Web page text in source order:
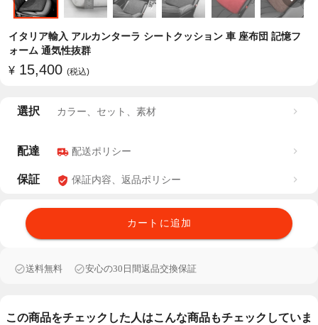
イタリア輸入 アルカンターラ シートクッション 車 座布団 記憶フ
ォーム 通気性抜群
¥ 15,400 (税込)
選択 カラー、セット、素材
配達 配送ポリシー
保証 保証内容、返品ポリシー
カートに追加
送料無料 安心の30日間返品交換保証
この商品をチェックした人はこんな商品もチェックしていま